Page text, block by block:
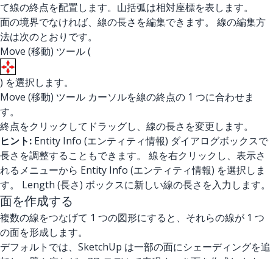
て線の終点を配置します。山括弧は相対座標を表します。
面の境界でなければ、線の長さを編集できます。 線の編集方
法は次のとおりです。
Move (移動) ツール (
) を選択します。
Move (移動) ツール カーソルを線の終点の 1 つに合わせま
す。
終点をクリックしてドラッグし、線の長さを変更します。
ヒント: Entity Info (エンティティ情報) ダイアログボックスで
長さを調整することもできます。 線を右クリックし、表示さ
れるメニューから Entity Info (エンティティ情報) を選択しま
す。 Length (長さ) ボックスに新しい線の長さを入力します。
面を作成する
複数の線をつなげて 1 つの図形にすると、それらの線が 1 つ
の面を形成します。
デフォルトでは、SketchUp は一部の面にシェーディングを追